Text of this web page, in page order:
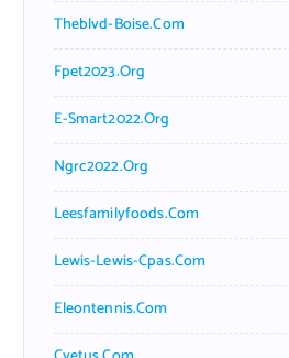
Theblvd-Boise.com
Fpet2023.org
E-Smart2022.org
Ngrc2022.org
Leesfamilyfoods.com
Lewis-Lewis-Cpas.com
Eleontennis.com